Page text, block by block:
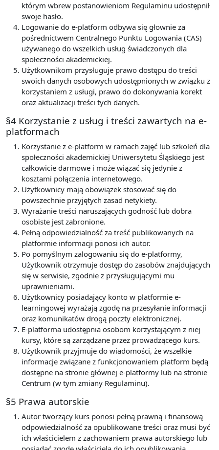
którym wbrew postanowieniom Regulaminu udostępnił
swoje hasło.
Logowanie do e-platform odbywa się głownie za
pośrednictwem Centralnego Punktu Logowania (CAS)
używanego do wszelkich usług świadczonych dla
społeczności akademickiej.
Użytkownikom przysługuje prawo dostępu do treści
swoich danych osobowych udostępnionych w związku z
korzystaniem z usługi, prawo do dokonywania korekt
oraz aktualizacji treści tych danych.
§4 Korzystanie z usług i treści zawartych na e-
platformach
Korzystanie z e-platform w ramach zajęć lub szkoleń dla
społeczności akademickiej Uniwersytetu Śląskiego jest
całkowicie darmowe i może wiązać się jedynie z
kosztami połączenia internetowego.
Użytkownicy mają obowiązek stosować się do
powszechnie przyjętych zasad netykiety.
Wyrażanie treści naruszających godność lub dobra
osobiste jest zabronione.
Pełną odpowiedzialność za treść publikowanych na
platformie informacji ponosi ich autor.
Po pomyślnym zalogowaniu się do e-platformy,
Użytkownik otrzymuje dostęp do zasobów znajdujących
się w serwisie, zgodnie z przysługującymi mu
uprawnieniami.
Użytkownicy posiadający konto w platformie e-
learningowej wyrażają zgodę na przesyłanie informacji
oraz komunikatów drogą poczty elektronicznej.
E-platforma udostępnia osobom korzystającym z niej
kursy, które są zarządzane przez prowadzącego kurs.
Użytkownik przyjmuje do wiadomości, że wszelkie
informacje związane z funkcjonowaniem platform będą
dostępne na stronie głównej e-platformy lub na stronie
Centrum (w tym zmiany Regulaminu).
§5 Prawa autorskie
Autor tworzący kurs ponosi pełną prawną i finansową
odpowiedzialność za opublikowane treści oraz musi być
ich właścicielem z zachowaniem prawa autorskiego lub